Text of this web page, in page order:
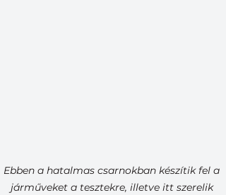
Ebben a hatalmas csarnokban készítik fel a
járműveket a tesztekre, illetve itt szerelik